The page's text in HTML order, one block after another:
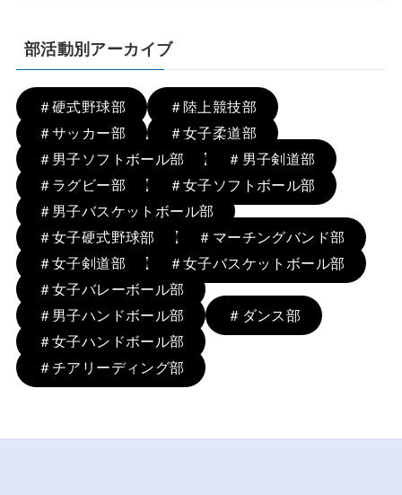
部活動別アーカイブ
＃硬式野球部
＃陸上競技部
＃サッカー部
＃女子柔道部
＃男子ソフトボール部
＃男子剣道部
＃ラグビー部
＃女子ソフトボール部
＃男子バスケットボール部
＃女子硬式野球部
＃マーチングバンド部
＃女子剣道部
＃女子バスケットボール部
＃女子バレーボール部
＃男子ハンドボール部
＃ダンス部
＃女子ハンドボール部
＃チアリーディング部